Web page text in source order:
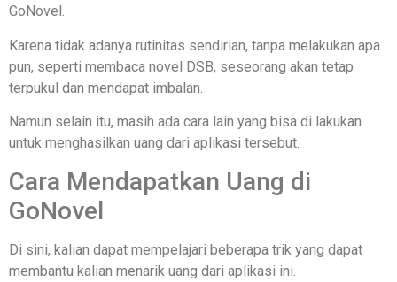
GoNovel.
Karena tidak adanya rutinitas sendirian, tanpa melakukan apa
pun, seperti membaca novel DSB, seseorang akan tetap
terpukul dan mendapat imbalan.
Namun selain itu, masih ada cara lain yang bisa di lakukan
untuk menghasilkan uang dari aplikasi tersebut.
Cara Mendapatkan Uang di
GoNovel
Di sini, kalian dapat mempelajari beberapa trik yang dapat
membantu kalian menarik uang dari aplikasi ini.